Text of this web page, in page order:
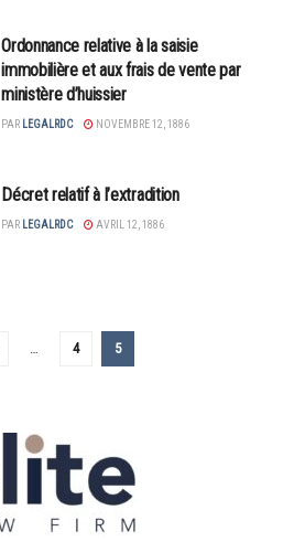
Ordonnance relative à la saisie
immobilière et aux frais de vente par
ministère d’huissier
PAR LEGALRDC NOVEMBRE 12, 1886
Décret relatif à l’extradition
PAR LEGALRDC AVRIL 12, 1886
… 4 5